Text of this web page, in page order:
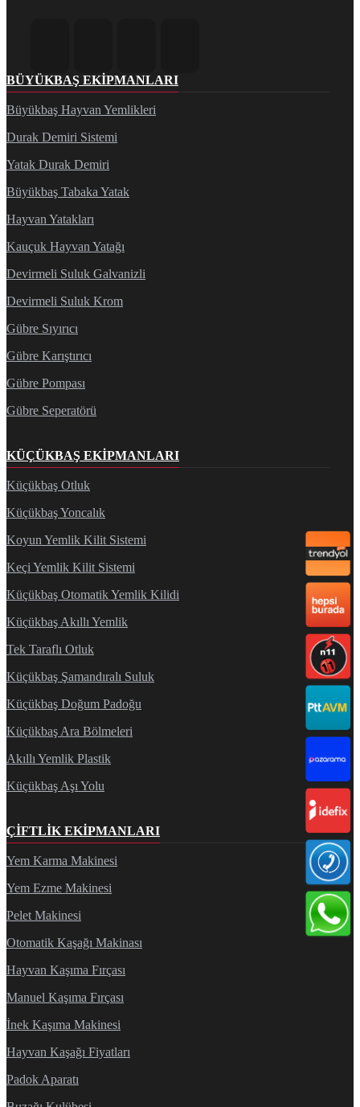
BÜYÜKBAŞ EKIPMANLARI
Büyükbaş Hayvan Yemlikleri
Durak Demiri Sistemi
Yatak Durak Demiri
Büyükbaş Tabaka Yatak
Hayvan Yatakları
Kauçuk Hayvan Yatağı
Devirmeli Suluk Galvanizli
Devirmeli Suluk Krom
Gübre Sıyırıcı
Gübre Karıştırıcı
Gübre Pompası
Gübre Seperatörü
KÜÇÜKBAŞ EKIPMANLARI
Küçükbaş Otluk
Küçükbaş Yoncalık
Koyun Yemlik Kilit Sistemi
Keçi Yemlik Kilit Sistemi
Küçükbaş Otomatik Yemlik Kilidi
Küçükbaş Akıllı Yemlik
Tek Taraflı Otluk
Küçükbaş Şamandıralı Suluk
Küçükbaş Doğum Padoğu
Küçükbaş Ara Bölmeleri
Akıllı Yemlik Plastik
Küçükbaş Aşı Yolu
ÇIFTLIK EKIPMANLARI
Yem Karma Makinesi
Yem Ezme Makinesi
Pelet Makinesi
Otomatik Kaşağı Makinası
Hayvan Kaşıma Fırçası
Manuel Kaşıma Fırçası
İnek Kaşıma Makinesi
Hayvan Kaşağı Fiyatları
Padok Aparatı